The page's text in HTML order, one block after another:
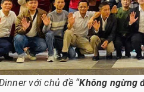
với chủ đề “Không ngừng